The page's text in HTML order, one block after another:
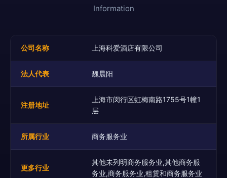
Information
公司名称 上海科爱酒店有限公司
法人代表 魏晨阳
注册地址
上海市闵行区虹梅南路1755号1幢1
层
所属行业 商务服务业
更多行业
其他未列明商务服务业,其他商务服
务业,商务服务业,租赁和商务服务业